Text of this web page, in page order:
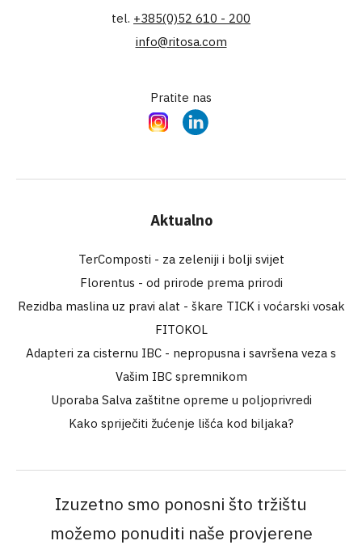
tel. +385(0)52 610 - 200
info@ritosa.com
Pratite nas
InstagramLinkedIn
Aktualno
TerComposti - za zeleniji i bolji svijet
Florentus - od prirode prema prirodi
Rezidba maslina uz pravi alat - škare TICK i voćarski vosak
FITOKOL
Adapteri za cisternu IBC - nepropusna i savršena veza s
Vašim IBC spremnikom
Uporaba Salva zaštitne opreme u poljoprivredi
Kako spriječiti žućenje lišća kod biljaka?
Izuzetno smo ponosni što tržištu
možemo ponuditi naše provjerene